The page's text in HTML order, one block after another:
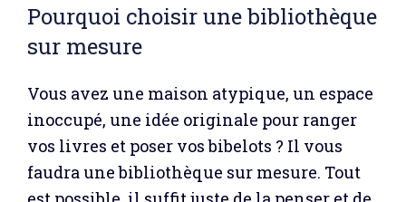
Pourquoi choisir une bibliothèque
sur mesure
Vous avez une maison atypique, un espace
inoccupé, une idée originale pour ranger
vos livres et poser vos bibelots ? Il vous
faudra une bibliothèque sur mesure. Tout